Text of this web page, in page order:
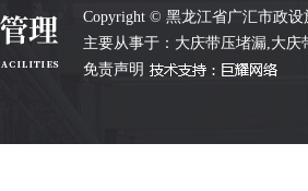
Copyright © 黑龙江省广汇市政
主要从事于： 大庆带压堵漏,大庆
免责声明